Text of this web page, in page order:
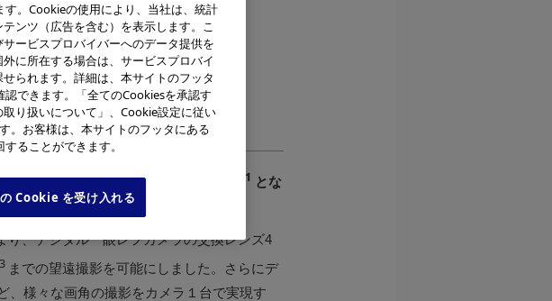
CAMEDIA SP-550UZ 背面
クトデジタルカメラにおいて世界初 ※1 とな
年3月初旬から発売します。
り、デジタル一眼レフカメラの交換レンズ4
までの望遠撮影を可能にしました。さらにデ
、様々な画角の撮影をカメラ１台で実現す
。Cookieの使用により、当社は、統計
ンツ（広告を含む）を表示します。こ
ービスプロバイバーへのデータ提供を
に所在する場合は、サービスプロバイ
られます。詳細は、本サイトのフッタ
できます。「全てのCookiesを承認す
り扱いについて」、Cookie設定に従い
。お客様は、本サイトのフッタにある
ることができます。
Cookie を受け入れる